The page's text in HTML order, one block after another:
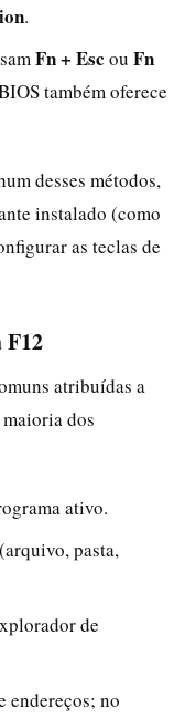
.
Fn + Esc ou Fn
também oferece
desses métodos,
instalado (como
as teclas de
F12
atribuídas a
dos
ativo.
pasta,
de
endereços; no